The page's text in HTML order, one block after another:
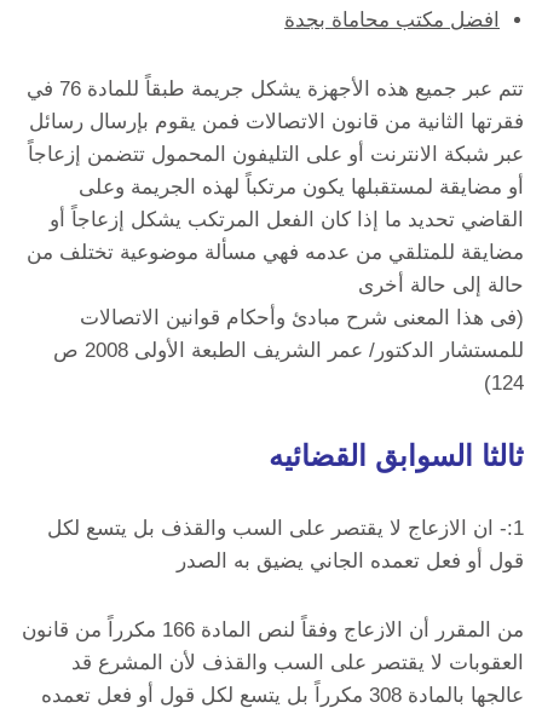
افضل مكتب محاماة بجدة
تتم عبر جميع هذه الأجهزة يشكل جريمة طبقاً للمادة 76 في
فقرتها الثانية من قانون الاتصالات فمن يقوم بإرسال رسائل
عبر شبكة الانترنت أو على التليفون المحمول تتضمن إزعاجاً
أو مضايقة لمستقبلها يكون مرتكباً لهذه الجريمة وعلى
القاضي تحديد ما إذا كان الفعل المرتكب يشكل إزعاجاً أو
مضايقة للمتلقي من عدمه فهي مسألة موضوعية تختلف من
حالة إلى حالة أخرى
(فى هذا المعنى شرح مبادئ وأحكام قوانين الاتصالات
للمستشار الدكتور/ عمر الشريف الطبعة الأولى 2008 ص
124)
ثالثا السوابق القضائيه
1:- ان الازعاج لا يقتصر على السب والقذف بل يتسع لكل
قول أو فعل تعمده الجاني يضيق به الصدر
من المقرر أن الازعاج وفقاً لنص المادة 166 مكرراً من قانون
العقوبات لا يقتصر على السب والقذف لأن المشرع قد
عالجها بالمادة 308 مكرراً بل يتسع لكل قول أو فعل تعمده